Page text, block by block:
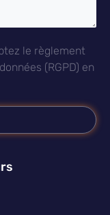
le règlement
(RGPD) en